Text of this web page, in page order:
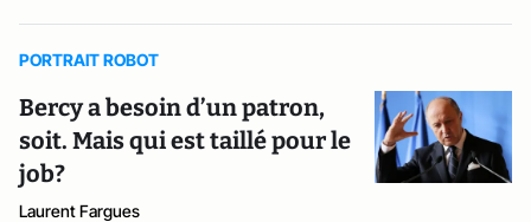
PORTRAIT ROBOT
Bercy a besoin d’un patron,
soit. Mais qui est taillé pour le
job?
Laurent Fargues